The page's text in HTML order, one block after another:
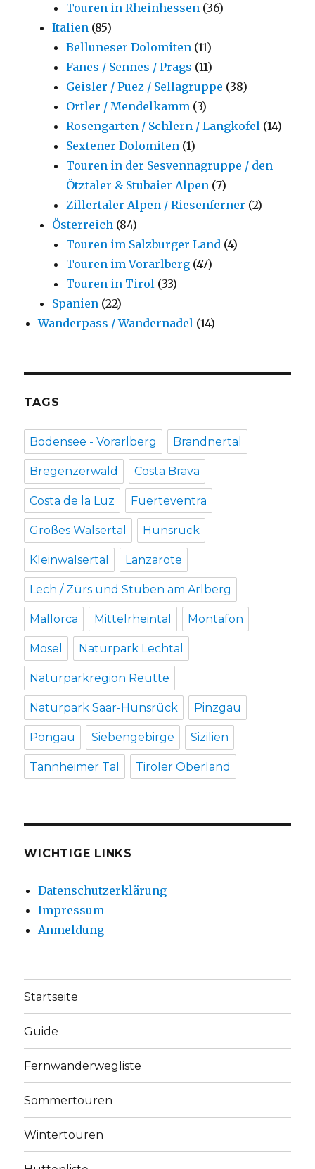
Touren in Rheinhessen (36)
Italien (85)
Belluneser Dolomiten (11)
Fanes / Sennes / Prags (11)
Geisler / Puez / Sellagruppe (38)
Ortler / Mendelkamm (3)
Rosengarten / Schlern / Langkofel (14)
Sextener Dolomiten (1)
Touren in der Sesvennagruppe / den
Ötztaler & Stubaier Alpen (7)
Zillertaler Alpen / Riesenferner (2)
Österreich (84)
Touren im Salzburger Land (4)
Touren im Vorarlberg (47)
Touren in Tirol (33)
Spanien (22)
Wanderpass / Wandernadel (14)
TAGS
Bodensee - Vorarlberg Brandnertal
Bregenzerwald Costa Brava
Costa de la Luz Fuerteventra
Großes Walsertal Hunsrück
Kleinwalsertal Lanzarote
Lech / Zürs und Stuben am Arlberg
Mallorca Mittelrheintal Montafon
Mosel Naturpark Lechtal
Naturparkregion Reutte
Naturpark Saar-Hunsrück Pinzgau
Pongau Siebengebirge Sizilien
Tannheimer Tal Tiroler Oberland
WICHTIGE LINKS
Datenschutzerklärung
Impressum
Anmeldung
Startseite
Guide
Fernwanderwegliste
Sommertouren
Wintertouren